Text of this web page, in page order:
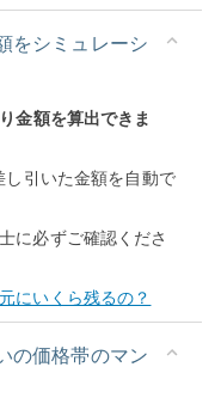
をシミュレーシ
金額を算出できま
引いた金額を自動で
に必ずご確認くださ
にいくら残るの？
の価格帯のマン